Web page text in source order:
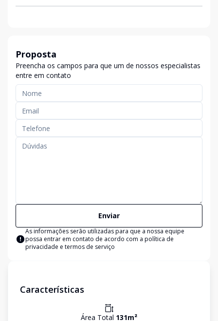
Proposta
Preencha os campos para que um de nossos especialistas
entre em contato
Enviar
As informações serão utilizadas para que a nossa equipe
possa entrar em contato de acordo com a política de
privacidade e termos de serviço
Características
Área Total 131m²